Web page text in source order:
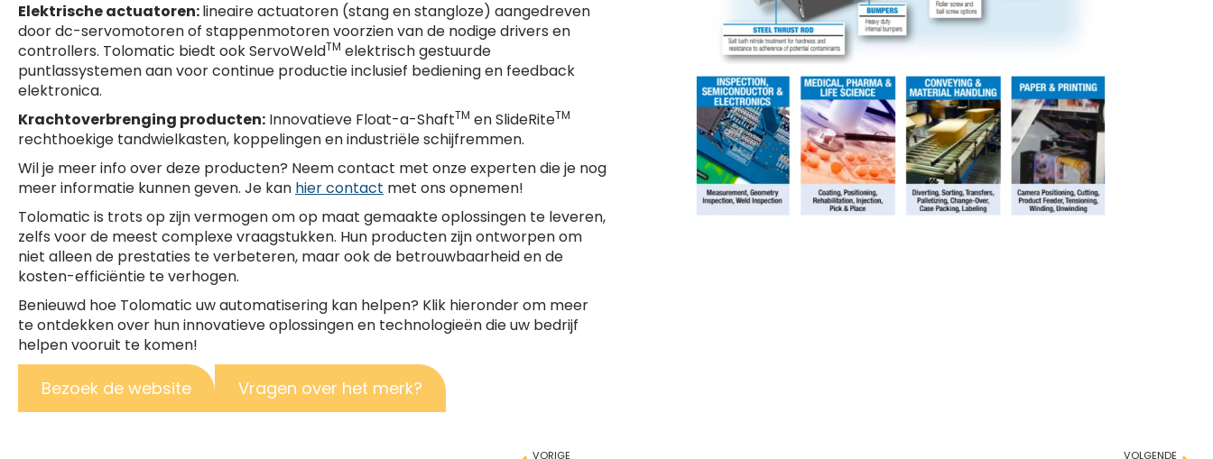
Elektrische actuatoren:lineaire actuatoren (stang en stangloze) aangedreven
door dc-servomotoren of stappenmotoren voorzien van de nodige drivers en
controllers. Tolomatic biedt ook ServoWeldTM elektrisch gestuurde
puntlassystemen aan voor continue productie inclusief bediening en feedback
elektronica.
Krachtoverbrenging producten: Innovatieve Float-a-ShaftTM en SlideRiteTM
rechthoekige tandwielkasten, koppelingen en industriële schijfremmen.
Wil je meer info over deze producten? Neem contact met onze experten die je nog
meer informatie kunnen geven. Je kan hier contact met ons opnemen!
Tolomatic is trots op zijn vermogen om op maat gemaakte oplossingen te leveren,
zelfs voor de meest complexe vraagstukken. Hun producten zijn ontworpen om
niet alleen de prestaties te verbeteren, maar ook de betrouwbaarheid en de
kosten-efficiëntie te verhogen.
Benieuwd hoe Tolomatic uw automatisering kan helpen? Klik hieronder om meer
te ontdekken over hun innovatieve oplossingen en technologieën die uw bedrijf
helpen vooruit te komen!
Bezoek de website Vragen over het merk?
VOLGENDE
VORIGE